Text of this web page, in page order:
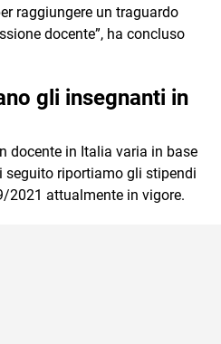
raggiungere un traguardo
docente”, ha concluso
gli insegnanti in
docente in Italia varia in base
seguito riportiamo gli stipendi
2021 attualmente in vigore.